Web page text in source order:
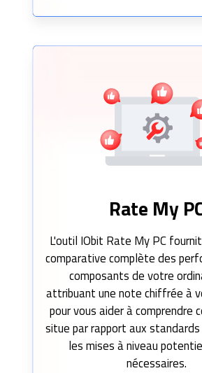
Rate My
L'outil IObit Rate My PC
comparative complète des
composants de votre
attribuant une note chiffrée à
pour vous aider à comprendre
situe par rapport aux
les mises à niveau
nécessaires.